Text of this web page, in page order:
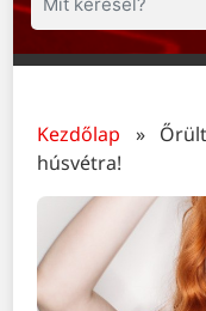
Keresés
Kezdőlap »
húsvétra!